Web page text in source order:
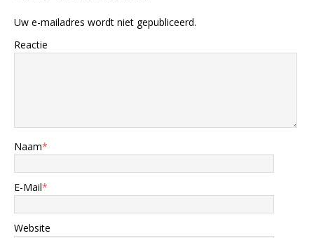
Uw e-mailadres wordt niet gepubliceerd.
Reactie
Naam*
E-Mail*
Website